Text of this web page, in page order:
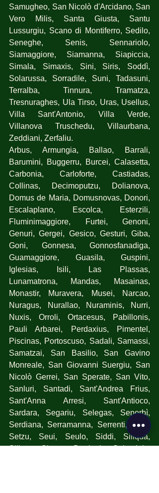
Samugheo, San Nicolò d'Arcidano, San
Vero Milis, Santa Giusta, Santu
Lussurgiu, Scano di Montiferro, Sedilo,
Seneghe, Senis, Sennariolo,
Siamaggiore, Siamanna, Siapiccia,
Simala, Simaxis, Sini, Siris, Soddì,
Solarussa, Sorradile, Suni, Tadasuni,
Terralba, Tinnura, Tramatza,
Tresnuraghes, Ula Tirso, Uras, Usellus,
Villa Sant'Antonio, Villa Verde,
Villanova Truschedu, Villaurbana,
Zeddiani, Zerfaliu.
Arbus, Armungia, Ballao, Barrali,
Barumini, Buggerru, Burcei, Calasetta,
Carbonia, Carloforte, Castiadas,
Collinas, Decimoputzu, Dolianova,
Domus de Maria, Domusnovas, Donori,
Escalaplano, Escolca, Esterzili,
Fluminimaggiore, Furtei, Genoni,
Genuri, Gergei, Gesico, Gesturi, Giba,
Goni, Gonnesa, Gonnosfanadiga,
Guamaggiore, Guasila, Guspini,
Iglesias, Isili, Las Plassas,
Lunamatrona, Mandas, Masainas,
Monastir, Muravera, Musei, Narcao,
Nuragus, Nurallao, Nuraminis, Nurri,
Nuxis, Orroli, Ortacesus, Pabillonis,
Pauli Arbarei, Perdaxius, Pimentel,
Piscinas, Portoscuso, Sadali, Samassi,
Samatzai, San Basilio, San Gavino
Monreale, San Giovanni Suergiu, San
Nicolò Gerrei, San Sperate, San Vito,
Sanluri, Santadi, Sant'Andrea Frius,
Sant'Anna Arresi, Sant'Antioco,
Sardara, Segariu, Selegas, Senorbì,
Serdiana, Serramanna, Serrenti, Serri,
Setzu, Seui, Seulo, Siddi, Siliqua,
Silius,  Siurgus Donigala, Soleminis,